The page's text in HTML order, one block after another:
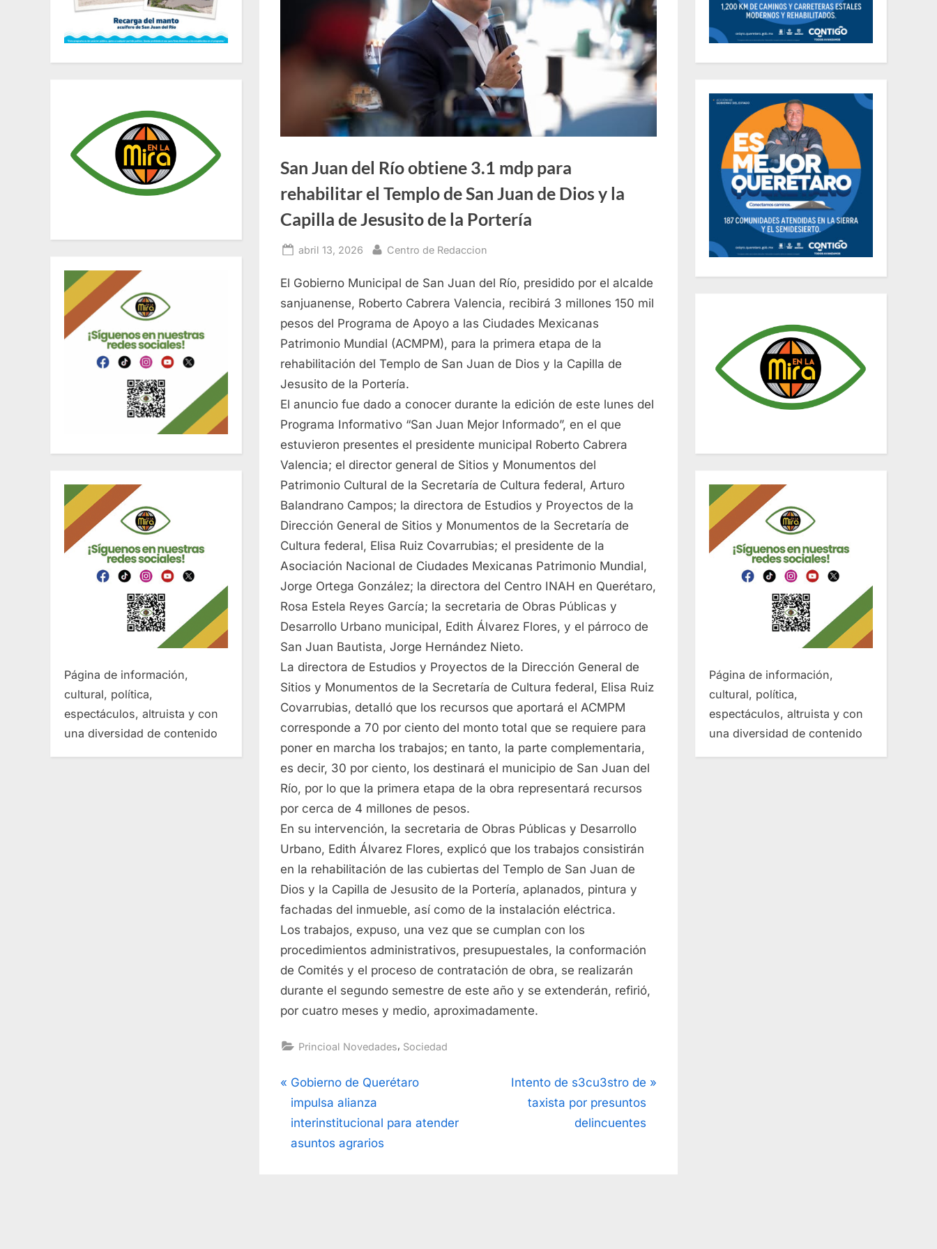
San Juan del Río obtiene 3.1 mdp para
rehabilitar el Templo de San Juan de Dios y la
Capilla de Jesusito de la Portería
Posted
abril 13, 2026 By
Centro de Redaccion
El Gobierno Municipal de San Juan del Río, presidido por el alcalde
sanjuanense, Roberto Cabrera Valencia, recibirá 3 millones 150 mil
pesos del Programa de Apoyo a las Ciudades Mexicanas
Patrimonio Mundial (ACMPM), para la primera etapa de la
rehabilitación del Templo de San Juan de Dios y la Capilla de
Jesusito de la Portería.
El anuncio fue dado a conocer durante la edición de este lunes del
Programa Informativo “San Juan Mejor Informado”, en el que
estuvieron presentes el presidente municipal Roberto Cabrera
Valencia; el director general de Sitios y Monumentos del
Patrimonio Cultural de la Secretaría de Cultura federal, Arturo
Balandrano Campos; la directora de Estudios y Proyectos de la
Dirección General de Sitios y Monumentos de la Secretaría de
Cultura federal, Elisa Ruiz Covarrubias; el presidente de la
Asociación Nacional de Ciudades Mexicanas Patrimonio Mundial,
Jorge Ortega González; la directora del Centro INAH en Querétaro,
Rosa Estela Reyes García; la secretaria de Obras Públicas y
Desarrollo Urbano municipal, Edith Álvarez Flores, y el párroco de
San Juan Bautista, Jorge Hernández Nieto.
La directora de Estudios y Proyectos de la Dirección General de
Sitios y Monumentos de la Secretaría de Cultura federal, Elisa Ruiz
Covarrubias, detalló que los recursos que aportará el ACMPM
corresponde a 70 por ciento del monto total que se requiere para
poner en marcha los trabajos; en tanto, la parte complementaria,
es decir, 30 por ciento, los destinará el municipio de San Juan del
Río, por lo que la primera etapa de la obra representará recursos
por cerca de 4 millones de pesos.
En su intervención, la secretaria de Obras Públicas y Desarrollo
Urbano, Edith Álvarez Flores, explicó que los trabajos consistirán
en la rehabilitación de las cubiertas del Templo de San Juan de
Dios y la Capilla de Jesusito de la Portería, aplanados, pintura y
fachadas del inmueble, así como de la instalación eléctrica.
Los trabajos, expuso, una vez que se cumplan con los
procedimientos administrativos, presupuestales, la conformación
de Comités y el proceso de contratación de obra, se realizarán
durante el segundo semestre de este año y se extenderán, refirió,
por cuatro meses y medio, aproximadamente.
Princioal Novedades, Sociedad
Navegación
de
entradas
P
r
e
v
Gobierno de Querétaro
impulsa alianza
interinstitucional para atender
asuntos agrarios
N
Intento de s3cu3stro de
taxista por presuntos
delincuentes
Página de información,
cultural, política,
espectáculos, altruista y con
una diversidad de contenido
Página de información,
cultural, política,
espectáculos, altruista y con
una diversidad de contenido